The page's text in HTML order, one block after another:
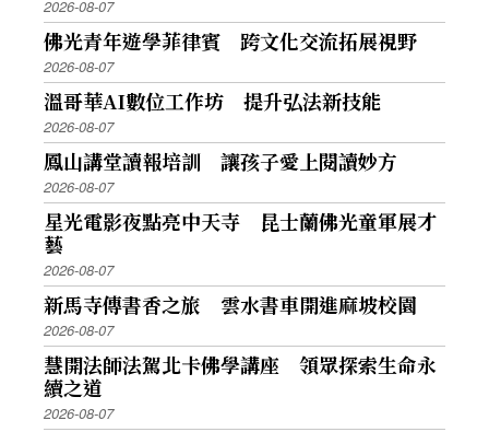
2026-08-07
佛光青年遊學菲律賓 跨文化交流拓展視野
2026-08-07
溫哥華AI數位工作坊 提升弘法新技能
2026-08-07
鳳山講堂讀報培訓 讓孩子愛上閱讀妙方
2026-08-07
星光電影夜點亮中天寺 昆士蘭佛光童軍展才
藝
2026-08-07
新馬寺傳書香之旅 雲水書車開進麻坡校園
2026-08-07
慧開法師法駕北卡佛學講座 領眾探索生命永
續之道
2026-08-07